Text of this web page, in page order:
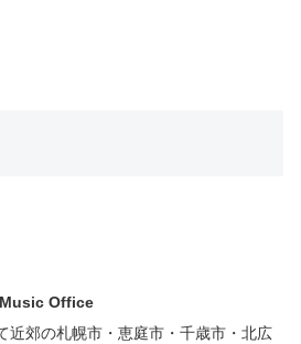
Office
近郊の札幌市・恵庭市・千歳市・北広